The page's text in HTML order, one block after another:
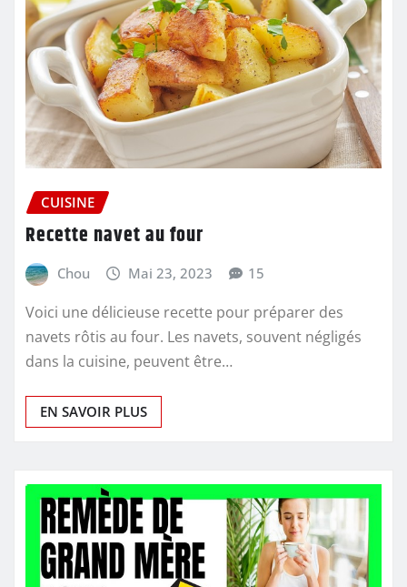
CUISINE
Recette navet au four
Chou Mai 23, 2023 15
Voici une délicieuse recette pour préparer des
navets rôtis au four. Les navets, souvent négligés
dans la cuisine, peuvent être…
EN SAVOIR PLUS